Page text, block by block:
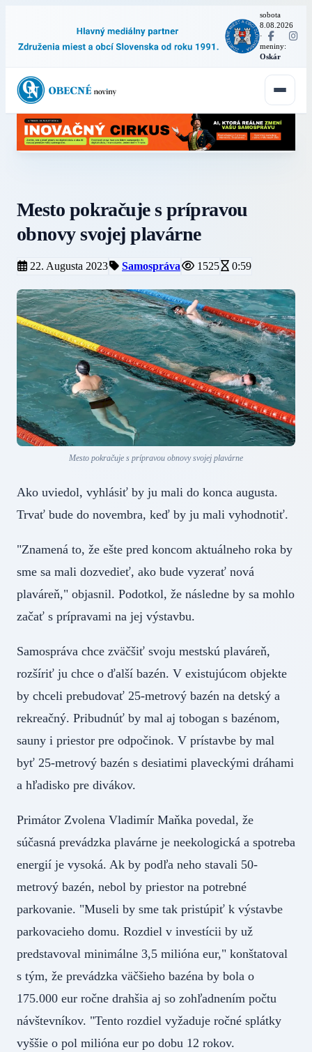
sobota
8.08.2026
·
meniny:
Oskár
Mesto pokračuje s prípravou
obnovy svojej plavárne
22. Augusta 2023 Samospráva 1525 0:59
Mesto pokračuje s prípravou obnovy svojej plavárne
Ako uviedol, vyhlásiť by ju mali do konca augusta.
Trvať bude do novembra, keď by ju mali vyhodnotiť.
"Znamená to, že ešte pred koncom aktuálneho roka by
sme sa mali dozvedieť, ako bude vyzerať nová
plaváreň," objasnil. Podotkol, že následne by sa mohlo
začať s prípravami na jej výstavbu.
Samospráva chce zväčšiť svoju mestskú plaváreň,
rozšíriť ju chce o ďalší bazén. V existujúcom objekte
by chceli prebudovať 25-metrový bazén na detský a
rekreačný. Pribudnúť by mal aj tobogan s bazénom,
sauny i priestor pre odpočinok. V prístavbe by mal
byť 25-metrový bazén s desiatimi plaveckými dráhami
a hľadisko pre divákov.
Primátor Zvolena Vladimír Maňka povedal, že
súčasná prevádzka plavárne je neekologická a spotreba
energií je vysoká. Ak by podľa neho stavali 50-
metrový bazén, nebol by priestor na potrebné
parkovanie. "Museli by sme tak pristúpiť k výstavbe
parkovacieho domu. Rozdiel v investícii by už
predstavoval minimálne 3,5 milióna eur," konštatoval
s tým, že prevádzka väčšieho bazéna by bola o
175.000 eur ročne drahšia aj so zohľadnením počtu
návštevníkov. "Tento rozdiel vyžaduje ročné splátky
vyššie o pol milióna eur po dobu 12 rokov.